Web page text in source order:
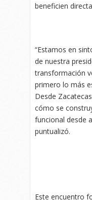
beneficien
“Estamos en
de nuestra
transformación
primero lo más
Desde
cómo se
funcional desde
puntualizó.
Este encuentro